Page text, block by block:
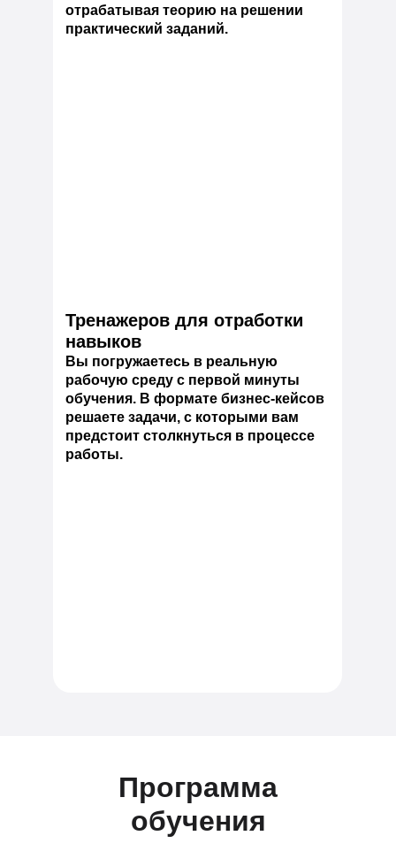
Тренажеров для отработки
навыков
Вы погружаетесь в реальную
рабочую среду с первой минуты
обучения. В формате бизнес-кейсов
решаете задачи, с которыми вам
предстоит столкнуться в процессе
работы.
отрабатывая теорию на решении
практический заданий.
Программа
обучения